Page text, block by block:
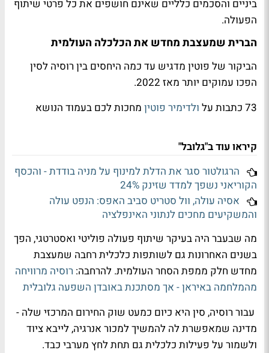
ביניים והסכמים כלליים שאינם חושפים את כל פרטי שיתוף
הפעולה.
הברית שמעצבת מחדש את הכלכלה העולמית
הביקור של פוטין מדגיש עד כמה היחסים בין רוסיה לסין
הפכו עמוקים יותר מאז 2022.
73 כתבות על
ולדימיר פוטין מחכות לכם בעמוד הנושא
קיראו עוד ב"גלובל"
הרגולטור סגר את הדלת למינוף על מניה בודדת - והכסף
הקוריאני נשפך למדד שזינק 24%
אסיה עולה, וול סטריט סביב האפס: הנפט עולה
והמשקיעים מחכים לנתוני האינפלציה
מה שבעבר היה בעיקר שיתוף פעולה פוליטי ואסטרטגי, הפך
בשנים האחרונות גם לשותפות כלכלית רחבה שמעצבת
מחדש חלק ממפת הסחר העולמית. להרחבה: רוסיה מרוויחה
מהמלחמה באיראן - אך מסתכנת באובדן השפעה גלובלית
עבור רוסיה, סין היא כיום כמעט שוק החירום המרכזי שלה -
מדינה שמאפשרת לה להמשיך למכור אנרגיה, לייבא ציוד
ולשמור על פעילות כלכלית גם תחת לחץ מערבי כבד.